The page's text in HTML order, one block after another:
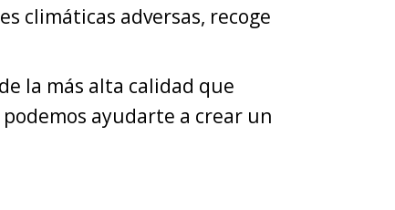
climáticas adversas, recoge
la más alta calidad que
ayudarte a crear un